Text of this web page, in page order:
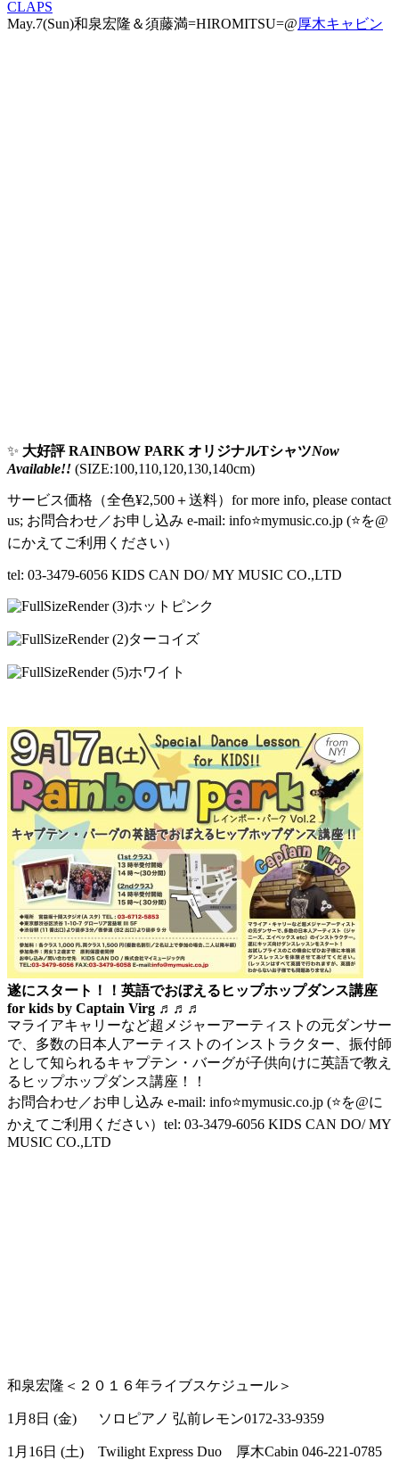
CLAPS
May.7(Sun)和泉宏隆＆須藤満=HIROMITSU=@厚木キャビン
✨ 大好評 RAINBOW PARK オリジナルTシャツNow
Available!! (SIZE:100,110,120,130,140cm)
サービス価格（全色¥2,500＋送料）for more info, please contact
us; お問合わせ／お申し込み e-mail: info⭐️mymusic.co.jp (⭐️を@
にかえてご利用ください）
tel: 03-3479-6056 KIDS CAN DO/ MY MUSIC CO.,LTD
ホットピンク
ターコイズ
ホワイト
遂にスタート！！英語でおぼえるヒップホップダンス講座
for kids by Captain Virg ♬♬♬
マライアキャリーなど超メジャーアーティストの元ダンサー
で、多数の日本人アーティストのインストラクター、振付師
として知られるキャプテン・バーグが子供向けに英語で教え
るヒップホップダンス講座！！
お問合わせ／お申し込み e-mail: info⭐️mymusic.co.jp (⭐️を@に
かえてご利用ください）tel: 03-3479-6056 KIDS CAN DO/ MY
MUSIC CO.,LTD
和泉宏隆＜２０１６年ライブスケジュール＞
1月 8日 (金) ソロピアノ 弘前レモン0172-33-9359
1月 16日 (土) Twilight Express Duo 厚木Cabin 046-221-0785